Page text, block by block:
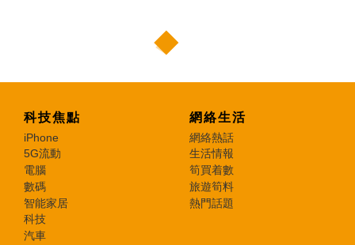
科技焦點
iPhone
5G流動
電腦
數碼
智能家居
科技
汽車
網絡生活
網絡熱話
生活情報
筍買着數
旅遊筍料
熱門話題